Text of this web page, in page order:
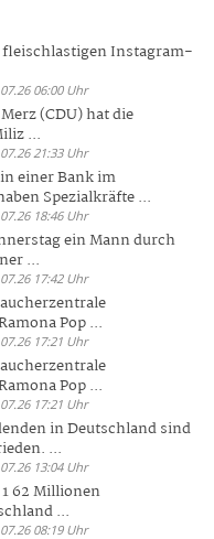
Instagram-
06:00 Uhr
(CDU) hat die
...
21:33 Uhr
einer Bank im
Spezialkräfte ...
18:46 Uhr
ein Mann durch
...
17:42 Uhr
Pop ...
17:21 Uhr
Pop ...
17:21 Uhr
in Deutschland sind
...
13:04 Uhr
62 Millionen
...
08:19 Uhr